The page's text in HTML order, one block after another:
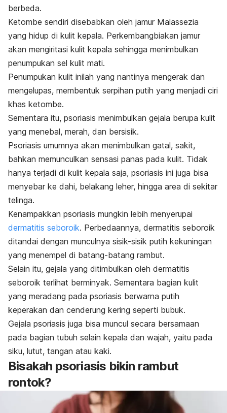
berbeda.
Ketombe sendiri disebabkan oleh jamur Malassezia
yang hidup di kulit kepala. Perkembangbiakan jamur
akan mengiritasi kulit kepala sehingga menimbulkan
penumpukan sel kulit mati.
Penumpukan kulit inilah yang nantinya mengerak dan
mengelupas, membentuk serpihan putih yang menjadi ciri
khas ketombe.
Sementara itu, psoriasis menimbulkan gejala berupa kulit
yang menebal, merah, dan bersisik.
Psoriasis umumnya akan menimbulkan gatal, sakit,
bahkan memunculkan sensasi panas pada kulit. Tidak
hanya terjadi di kulit kepala saja, psoriasis ini juga bisa
menyebar ke dahi, belakang leher, hingga area di sekitar
telinga.
Kenampakkan psoriasis mungkin lebih menyerupai
dermatitis seboroik. Perbedaannya, dermatitis seboroik
ditandai dengan munculnya sisik-sisik putih kekuningan
yang menempel di batang-batang rambut.
Selain itu, gejala yang ditimbulkan oleh dermatitis
seboroik terlihat berminyak. Sementara bagian kulit
yang meradang pada psoriasis berwarna putih
keperakan dan cenderung kering seperti bubuk.
Gejala psoriasis juga bisa muncul secara bersamaan
pada bagian tubuh selain kepala dan wajah, yaitu pada
siku, lutut, tangan atau kaki.
Bisakah psoriasis bikin rambut
rontok?